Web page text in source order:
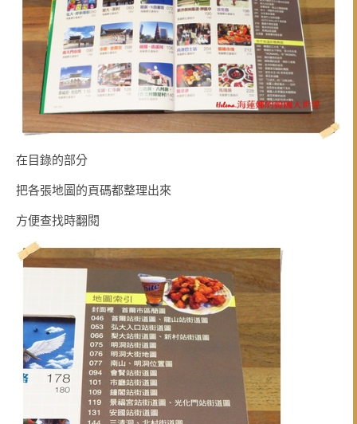
在目錄的部分
把各張地圖的頁碼都整理出來
方便查找時翻閱